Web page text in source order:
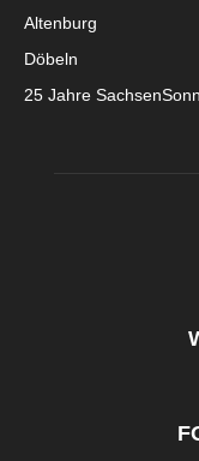
Altenburg
Döbeln
25 Jahre